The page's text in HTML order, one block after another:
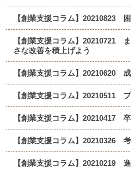
【創業支援コラム】20210823
【創業支援コラム】20210721
さな改善を積上げよう
【創業支援コラム】20210620
【創業支援コラム】20210511
【創業支援コラム】20210417
【創業支援コラム】20210326
【創業支援コラム】20210219